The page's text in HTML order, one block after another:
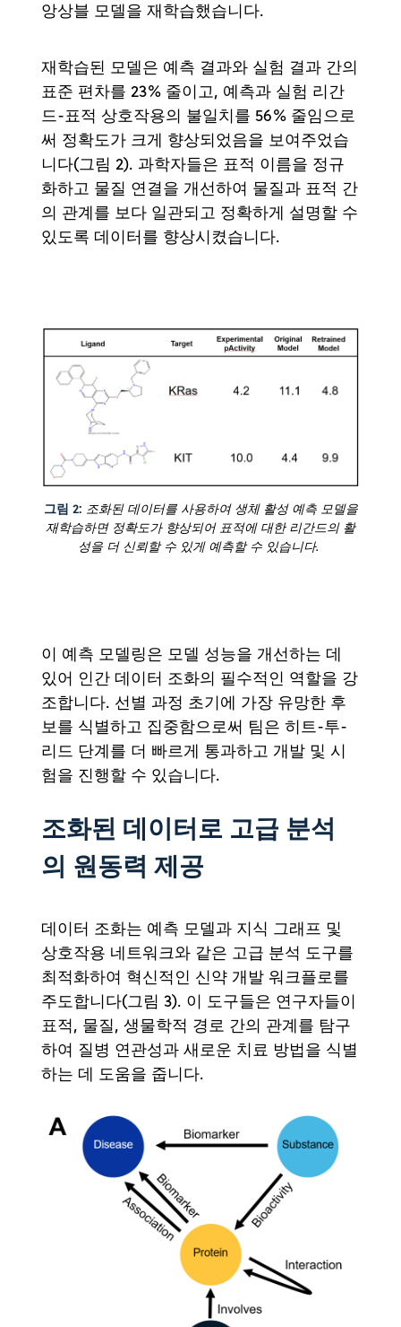
앙상블 모델을 재학습했습니다.
재학습된 모델은 예측 결과와 실험 결과 간의
표준 편차를 23% 줄이고, 예측과 실험 리간
드-표적 상호작용의 불일치를 56% 줄임으로
써 정확도가 크게 향상되었음을 보여주었습
니다(그림 2). 과학자들은 표적 이름을 정규
화하고 물질 연결을 개선하여 물질과 표적 간
의 관계를 보다 일관되고 정확하게 설명할 수
있도록 데이터를 향상시켰습니다.
그림 2: 조화된 데이터를 사용하여 생체 활성 예측 모델을
재학습하면 정확도가 향상되어 표적에 대한 리간드의 활
성을 더 신뢰할 수 있게 예측할 수 있습니다.
이 예측 모델링은 모델 성능을 개선하는 데
있어 인간 데이터 조화의 필수적인 역할을 강
조합니다. 선별 과정 초기에 가장 유망한 후
보를 식별하고 집중함으로써 팀은 히트-투-
리드 단계를 더 빠르게 통과하고 개발 및 시
험을 진행할 수 있습니다.
조화된 데이터로 고급 분석
의 원동력 제공
데이터 조화는 예측 모델과 지식 그래프 및
상호작용 네트워크와 같은 고급 분석 도구를
최적화하여 혁신적인 신약 개발 워크플로를
주도합니다(그림 3). 이 도구들은 연구자들이
표적, 물질, 생물학적 경로 간의 관계를 탐구
하여 질병 연관성과 새로운 치료 방법을 식별
하는 데 도움을 줍니다.